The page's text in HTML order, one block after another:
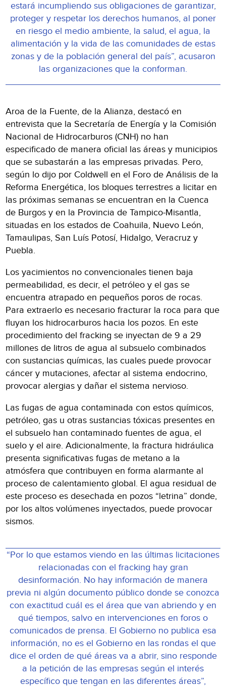
estará incumpliendo sus obligaciones de garantizar,
proteger y respetar los derechos humanos, al poner
en riesgo el medio ambiente, la salud, el agua, la
alimentación y la vida de las comunidades de estas
zonas y de la población general del país”, acusaron
las organizaciones que la conforman.
Aroa de la Fuente, de la Alianza, destacó en
entrevista que la Secretaría de Energía y la Comisión
Nacional de Hidrocarburos (CNH) no han
especificado de manera oficial las áreas y municipios
que se subastarán a las empresas privadas. Pero,
según lo dijo por Coldwell en el Foro de Análisis de la
Reforma Energética, los bloques terrestres a licitar en
las próximas semanas se encuentran en la Cuenca
de Burgos y en la Provincia de Tampico-Misantla,
situadas en los estados de Coahuila, Nuevo León,
Tamaulipas, San Luís Potosí, Hidalgo, Veracruz y
Puebla.
Los yacimientos no convencionales tienen baja
permeabilidad, es decir, el petróleo y el gas se
encuentra atrapado en pequeños poros de rocas.
Para extraerlo es necesario fracturar la roca para que
fluyan los hidrocarburos hacia los pozos. En este
procedimiento del fracking se inyectan de 9 a 29
millones de litros de agua al subsuelo combinados
con sustancias químicas, las cuales puede provocar
cáncer y mutaciones, afectar al sistema endocrino,
provocar alergias y dañar el sistema nervioso.
Las fugas de agua contaminada con estos químicos,
petróleo, gas u otras sustancias tóxicas presentes en
el subsuelo han contaminado fuentes de agua, el
suelo y el aire. Adicionalmente, la fractura hidráulica
presenta significativas fugas de metano a la
atmósfera que contribuyen en forma alarmante al
proceso de calentamiento global. El agua residual de
este proceso es desechada en pozos “letrina” donde,
por los altos volúmenes inyectados, puede provocar
sismos.
“Por lo que estamos viendo en las últimas licitaciones
relacionadas con el fracking hay gran
desinformación. No hay información de manera
previa ni algún documento público donde se conozca
con exactitud cuál es el área que van abriendo y en
qué tiempos, salvo en intervenciones en foros o
comunicados de prensa. El Gobierno no publica esa
información, no es el Gobierno en las rondas el que
dice el orden de qué áreas va a abrir, sino responde
a la petición de las empresas según el interés
específico que tengan en las diferentes áreas”,